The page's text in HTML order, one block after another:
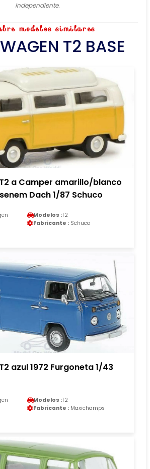
independiente.
modelos similares
T2 BASE
a Camper amarillo/blanco
Dach 1/87 Schuco
Modelos :T2
Fabricante : Schuco
azul 1972 Furgoneta 1/43
Modelos :T2
Fabricante : Maxichamps